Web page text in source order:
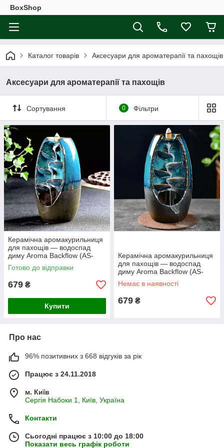
BoxShop
Каталог товарів Аксесуари для ароматерапії та пахощів
Аксесуари для ароматерапії та пахощів
Сортування 0 Фільтри
Керамічна аромакурильниця
для пахощів — водоспад
диму Aroma Backflow (AS-
172978)
Готово до відправки
679 ₴
Купити
Керамічна аромакурильниця
для пахощів — водоспад
диму Aroma Backflow (AS-
104949)
Немає в наявності
679 ₴
Про нас
96% позитивних з 668 відгуків за рік
Працює з 24.11.2018
м. Київ
Сергія Набоки 1, Київ, Україна
Контакти
Сьогодні працює з 10:00 до 18:00
Показати весь графік роботи